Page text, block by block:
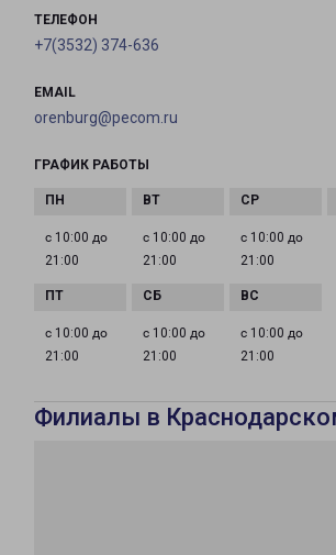
ТЕЛЕФОН
+7(3532) 374-636
EMAIL
orenburg@pecom.ru
ГРАФИК РАБОТЫ
с 10:00 до
21:00
с 10:00 до
21:00
с 10:00 до
21:00
с 10:00 до
21:00
с 10:00 до
21:00
с 10:00 до
21:00
Филиалы в